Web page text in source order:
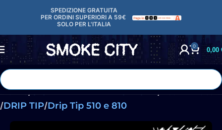
SPEDIZIONE GRATUITA
PER ORDINI SUPERIORI A 59€
SOLOPER L'ITALIA
0 0,00
Home SIGARETTE ELETTRONICHE Atomizzatori
DRIP TIP Drip Tip 510 e 810